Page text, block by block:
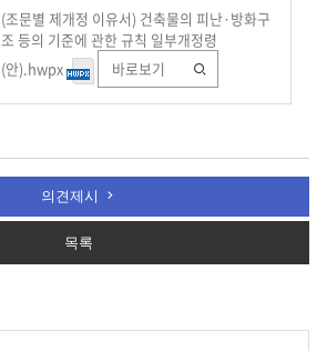
(조문별 제개정 이유서) 건축물의 피난·방화구
조 등의 기준에 관한 규칙 일부개정령
(안).hwpx
바로보기
의견제시
목록